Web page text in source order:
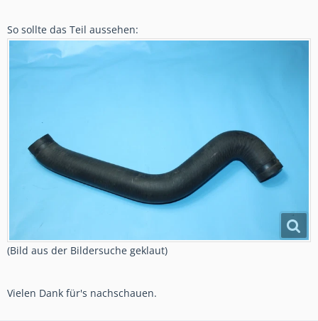
So sollte das Teil aussehen:
(Bild aus der Bildersuche geklaut)
Vielen Dank für's nachschauen.